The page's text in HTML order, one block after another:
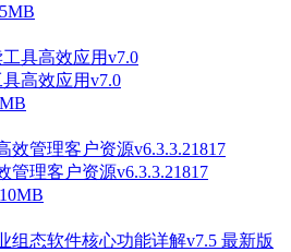
高效应用v7.0
管理客户资源v6.3.3.21817